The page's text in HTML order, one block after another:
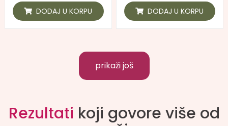
5
DODAJ U KORPU
5
DODAJ U KORPU
prikaži još
Rezultati koji govore više od